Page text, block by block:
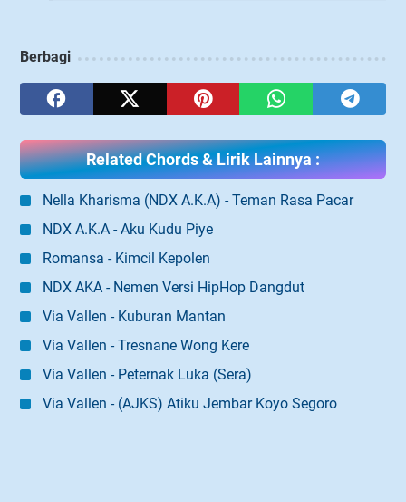
Berbagi
Related Chords & Lirik Lainnya :
Nella Kharisma (NDX A.K.A) - Teman Rasa Pacar
NDX A.K.A - Aku Kudu Piye
Romansa - Kimcil Kepolen
NDX AKA - Nemen Versi HipHop Dangdut
Via Vallen - Kuburan Mantan
Via Vallen - Tresnane Wong Kere
Via Vallen - Peternak Luka (Sera)
Via Vallen - (AJKS) Atiku Jembar Koyo Segoro